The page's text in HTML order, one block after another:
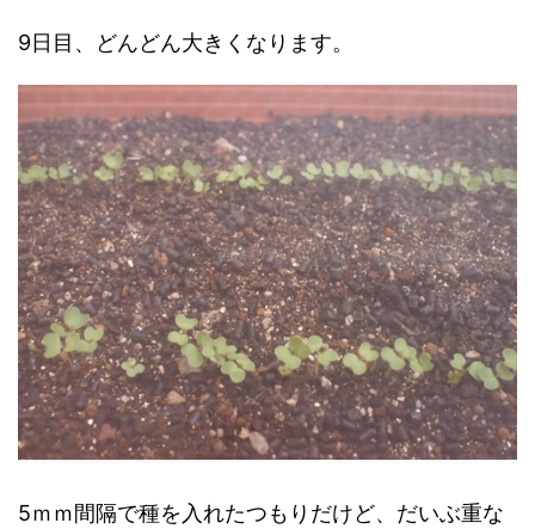
9日目、どんどん大きくなります。
5ｍｍ間隔で種を入れたつもりだけど、だいぶ重な